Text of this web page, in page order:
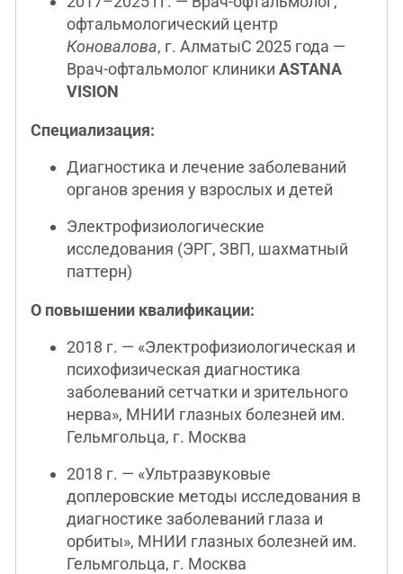
офтальмологический центр
Коновалова, г. АлматыС 2025 года —
Врач-офтальмолог клиники ASTANA
VISION
Специализация:
Диагностика и лечение заболеваний
органов зрения у взрослых и детей
Электрофизиологические
исследования (ЭРГ, ЗВП, шахматный
паттерн)
О повышении квалификации:
2018 г. — «Электрофизиологическая и
психофизическая диагностика
заболеваний сетчатки и зрительного
нерва», МНИИ глазных болезней им.
Гельмгольца, г. Москва
2018 г. — «Ультразвуковые
доплеровские методы исследования в
диагностике заболеваний глаза и
орбиты», МНИИ глазных болезней им.
Гельмгольца, г. Москва